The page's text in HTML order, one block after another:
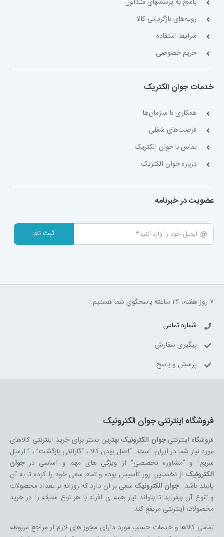
رویه‌های بازگردانی کالا
شرایط استفاده
حریم خصوصی
خدمات جوان الکتریک
همکاری با سازمان‌ها
فرصت‌های شغلی
تماس با جوان الکتریک
درباره جوان الکتریک
عضویت در خبرنامه
ثبت نام
۷ روز هفته، ۲۴ ساعته پاسخگوی شما هستیم.
شماره تماس
پیگیری سفارش
پرسش و پاسخ
فروشگاه اینترنتی جوان الکترونیک
فروشگاه اینترنتیجوان الکترونیکبهترین بستر برای خرید اینترنتی کالاهای
مورد نیاز شما در ایران است . “اصل بودن کالا ، “گارانتی بازگشت” ، ” ارسال
سریع” و “مشاوره تخصصی” از ویژگی های مهم و اساسی درجوان
الکترونیکاز نخستین روز تأسیس بوده و تمام سعی خود را کرده تا به آن
پایبند باشد .جوان الکترونیکسعی بر آن دارد که روزانه بر تعداد محصولات
و تنوع آن بیفزاید تا بتواند نیاز همه ی افراد با هر نوع سلیقه را در خرید
محصولات اینترنتی مرتفع کند.
تمامی کالاها و خدمات حسب مورد دارای مجوز های لازم از مراجع مربوطه